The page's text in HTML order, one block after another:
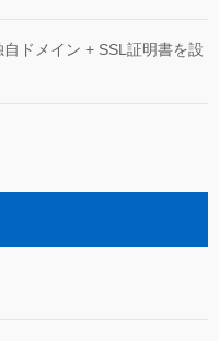
ドメイン + SSL証明書を設